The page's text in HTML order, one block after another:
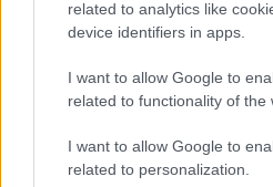
related to analytics like
device identifiers in apps.
I want to allow Google to
related to functionality of the
I want to allow Google to
related to personalization.
Kit anti-caldo per animali non
Greta Salvati · 7 Ago 2026